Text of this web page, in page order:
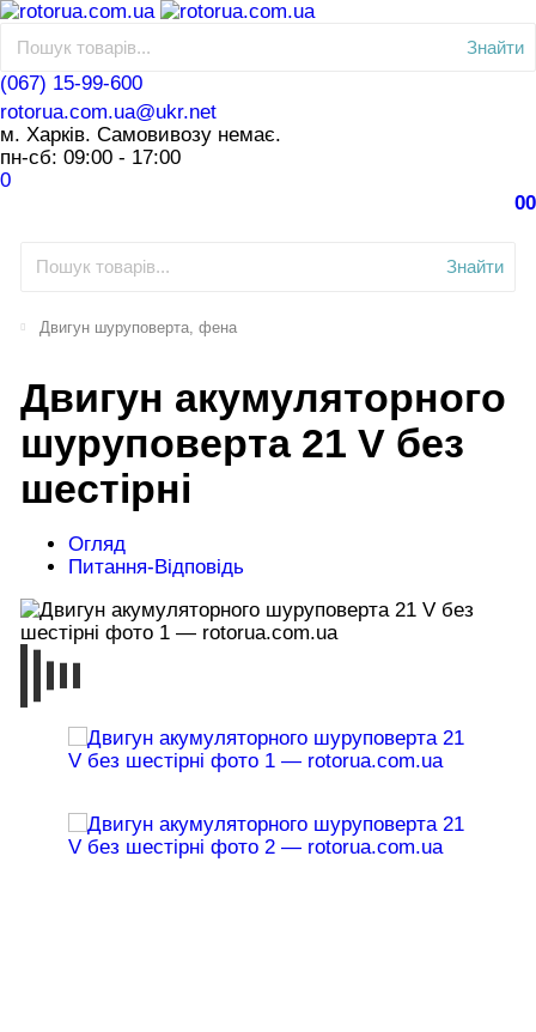
Знайти
(067) 15-99-600
rotorua.com.ua@ukr.net
м. Харків. Самовивозу немає.
пн-сб: 09:00 - 17:00
0
00
Знайти
Двигун шуруповерта, фена
Двигун акумуляторного
шуруповерта 21 V без
шестірні
Огляд
Питання-Відповідь